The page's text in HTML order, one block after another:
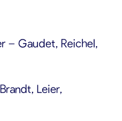
– Gaudet, Reichel,
Leier,